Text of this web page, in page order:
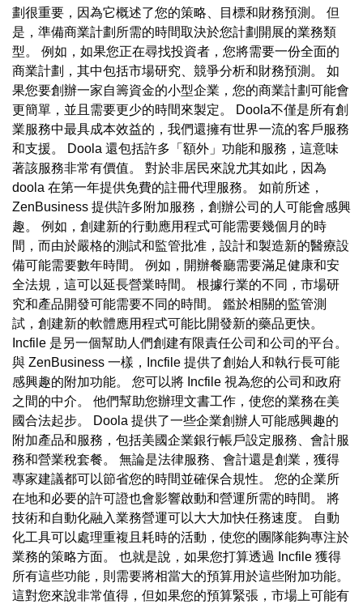
劃很重要，因為它概述了您的策略、目標和財務預測。 但
是，準備商業計劃所需的時間取決於您計劃開展的業務類
型。 例如，如果您正在尋找投資者，您將需要一份全面的
商業計劃，其中包括市場研究、競爭分析和財務預測。 如
果您要創辦一家自籌資金的小型企業，您的商業計劃可能會
更簡單，並且需要更少的時間來製定。 Doola不僅是所有創
業服務中最具成本效益的，我們還擁有世界一流的客戶服務
和支援。 Doola 還包括許多「額外」功能和服務，這意味
著該服務非常有價值。 對於非居民來說尤其如此，因為
doola 在第一年提供免費的註冊代理服務。 如前所述，
ZenBusiness 提供許多附加服務，創辦公司的人可能會感興
趣。 例如，創建新的行動應用程式可能需要幾個月的時
間，而由於嚴格的測試和監管批准，設計和製造新的醫療設
備可能需要數年時間。 例如，開辦餐廳需要滿足健康和安
全法規，這可以延長營業時間。 根據行業的不同，市場研
究和產品開發可能需要不同的時間。 鑑於相關的監管測
試，創建新的軟體應用程式可能比開發新的藥品更快。
Incfile 是另一個幫助人們創建有限責任公司和公司的平台。
與 ZenBusiness 一樣，Incfile 提供了創始人和執行長可能
感興趣的附加功能。 您可以將 Incfile 視為您的公司和政府
之間的中介。 他們幫助您辦理文書工作，使您的業務在美
國合法起步。 Doola 提供了一些企業創辦人可能感興趣的
附加產品和服務，包括美國企業銀行帳戶設定服務、會計服
務和營業稅套餐。 無論是法律服務、會計還是創業，獲得
專家建議都可以節省您的時間並確保合規性。 您的企業所
在地和必要的許可證也會影響啟動和營運所需的時間。 將
技術和自動化融入業務營運可以大大加快任務速度。 自動
化工具可以處理重複且耗時的活動，使您的團隊能夠專注於
業務的策略方面。 也就是說，如果您打算透過 Incfile 獲得
所有這些功能，則需要將相當大的預算用於這些附加功能。
這對您來說非常值得，但如果您的預算緊張，市場上可能有